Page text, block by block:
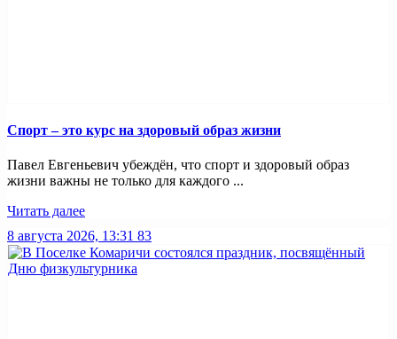
Спорт – это курс на здоровый образ жизни
Павел Евгеньевич убеждён, что спорт и здоровый образ
жизни важны не только для каждого ...
Читать далее
8 августа 2026, 13:31 83